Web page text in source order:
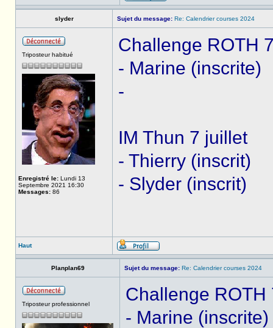
slyder Sujet du message: Re: Calendrier courses 2024
Triposteur habitué
Enregistré le: Lundi 13
Septembre 2021 16:30
Messages: 86
Challenge ROTH
- Marine (inscrite)
-
IM Thun 7 juillet
- Thierry (inscrit)
- Slyder (inscrit)
Haut
Planplan69 Sujet du message: Re: Calendrier courses 2024
Triposteur professionnel
Challenge ROTH
- Marine (inscrite)